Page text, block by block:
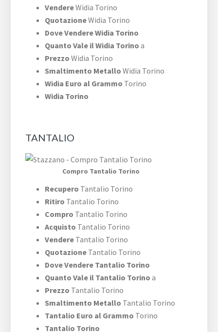
VendereWidia Torino
QuotazioneWidia Torino
Dove Vendere Widia Torino
Quanto Vale il Widia Torino a
Prezzo Widia Torino
Smaltimento Metallo Widia Torino
Widia Euro al Grammo Torino
Widia Torino
TANTALIO
Compro Tantalio Torino
Recupero Tantalio Torino
Ritiro Tantalio Torino
Compro Tantalio Torino
Acquisto Tantalio Torino
Vendere Tantalio Torino
Quotazione Tantalio Torino
Dove Vendere Tantalio Torino
Quanto Vale il Tantalio Torino a
Prezzo Tantalio Torino
Smaltimento Metallo Tantalio Torino
Tantalio Euro al Grammo Torino
Tantalio Torino